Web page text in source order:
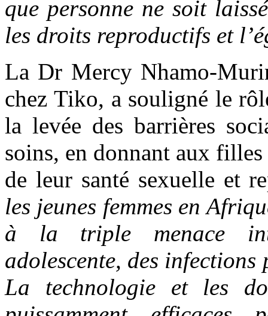
que personne ne soit
les droits reproductifs et
La Dr Mercy Nhamo-
chez Tiko, a souligné le
la levée des barrières
soins, en donnant aux
de leur santé sexuelle et
les jeunes femmes en
à la triple menace
adolescente, des
La technologie et les